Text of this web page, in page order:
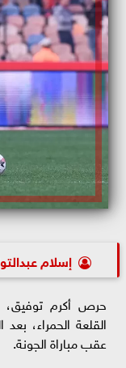
إسلام
حرص أكرم توفيق،
القلعة الحمراء،
عقب مباراة الجونة.